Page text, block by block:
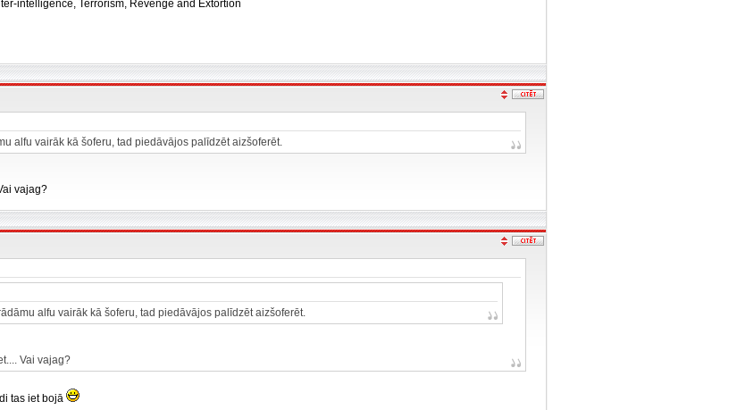
intelligence, Terrorism, Revenge and Extortion
alfu vairāk kā šoferu, tad piedāvājos palīdzēt aizšoferēt.
vajag?
alfu vairāk kā šoferu, tad piedāvājos palīdzēt aizšoferēt.
Vai vajag?
tas iet bojā